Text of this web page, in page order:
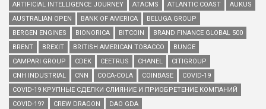
ARTIFICIAL INTELLIGENCE JOURNEY
ATACMS ATLANTIC COAST
AUKUS
AUSTRALIAN OPEN
BANK OF AMERICA
BELUGA GROUP
BERGEN ENGINES
BIONORICA BITCOIN
BRAND FINANCE GLOBAL 500
BRENT
BREXIT BRITISH AMERICAN TOBACCO
BUNGE
CAMPARI GROUP
CDEK CEETRUS CHANEL
CITIGROUP
CNH INDUSTRIAL
CNN COCA-COLA COINBASE
COVID-19
COVID-19 КРУПНЫЕ СДЕЛКИ СЛИЯНИЕ И ПРИОБРЕТЕНИЕ КОМПАНИЙ
COVID-19?
CREW DRAGON DAO GDA